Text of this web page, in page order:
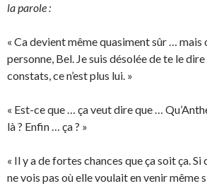
la parole :
« Ca devient même quasiment sûr … mais
personne, Bel. Je suis désolée de te le dire
constats, ce n’est plus lui. »
« Est-ce que … ça veut dire que …
là ? Enfin … ça ? »
« Il y a de fortes chances que ça soit ça. Si
ne vois pas où elle voulait en venir même